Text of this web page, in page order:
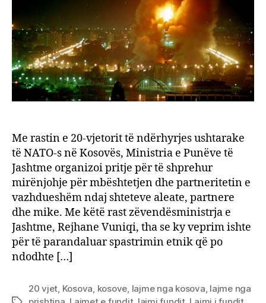
në
Me rastin e 20-vjetorit të ndërhyrjes ushtarake
të NATO-s në Kosovës, Ministria e Punëve të
Jashtme organizoi pritje për të shprehur
mirënjohje për mbështetjen dhe partneritetin e
vazhdueshëm ndaj shteteve aleate, partnere
dhe mike. Me këtë rast zëvendësministrja e
Jashtme, Rejhane Vuniqi, tha se ky veprim ishte
për të parandaluar spastrimin etnik që po
ndodhte […]
20 vjet, Kosova, kosove, lajme nga kosova, lajme nga